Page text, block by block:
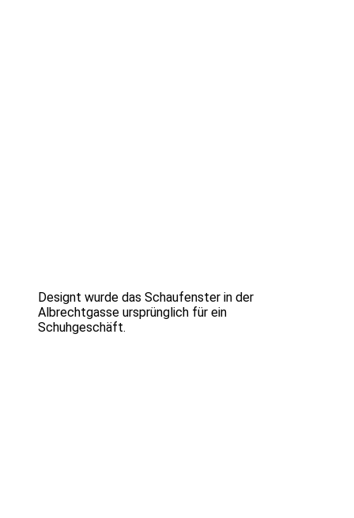
Designt wurde das Schaufenster in der
Albrechtgasse ursprünglich für ein
Schuhgeschäft.